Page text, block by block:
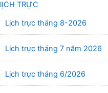
lỊCH TRỰC
Lịch trực tháng 8-2026
Lịch trực tháng 7 năm 2026
Lịch trực tháng 6/2026